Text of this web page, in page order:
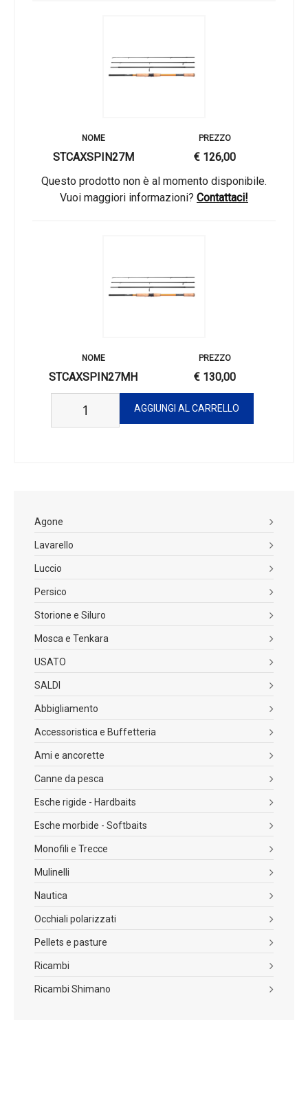
STCAXSPIN27M
€ 126,00
Questo prodotto non è al momento disponibile.
Vuoi maggiori informazioni? Contattaci!
STCAXSPIN27MH € 130,00
Agone
Lavarello
Luccio
Persico
Storione e Siluro
Mosca e Tenkara
USATO
SALDI
Abbigliamento
Accessoristica e Buffetteria
Ami e ancorette
Canne da pesca
Esche rigide - Hardbaits
Esche morbide - Softbaits
Monofili e Trecce
Mulinelli
Nautica
Occhiali polarizzati
Pellets e pasture
Ricambi
Ricambi Shimano